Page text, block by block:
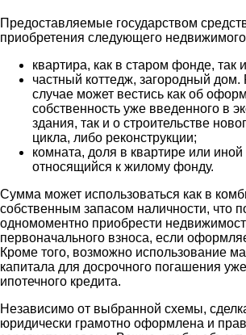
Предоставляемые государством
приобретения следующего
квартира, как в старом фонде, так
частный коттедж, загородный дом.
случае может вестись как об
собственность уже введенного в
здания, так и о строительстве
цикла, либо реконструкции;
комната, доля в квартире или иной
относящийся к жилому фонду.
Сумма может использоваться как в
собственным запасом наличности, что
одномоментно приобрести
первоначального взноса, если
Кроме того, возможно использование
капитала для досрочного погашения
ипотечного кредита.
Независимо от выбранной схемы,
юридически грамотно оформлена и